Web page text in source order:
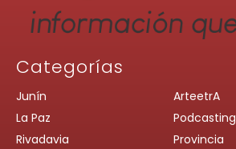
Categorías
Junín
La Paz
Rivadavia
ArteetrA
Podcasting
Provincia